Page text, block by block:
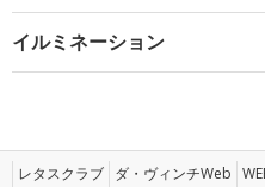
イルミネーション
レタスクラブ ダ・ヴィンチWeb